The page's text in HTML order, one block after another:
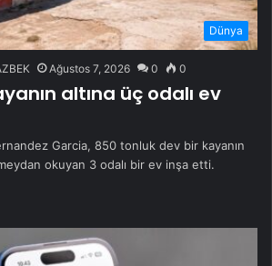
Dünya
Ağustos 7, 2026 0 0
altına üç odalı ev
Garcia, 850 tonluk dev bir kayanın
okuyan 3 odalı bir ev inşa etti.